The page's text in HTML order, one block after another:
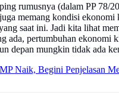
rumusnya (dalam PP 78/
memang kondisi ekonomi
saat ini. Jadi kita lihat
ada, pertumbuhan ekonomi
depan mungkin tidak ada
Naik, Begini Penjelasan